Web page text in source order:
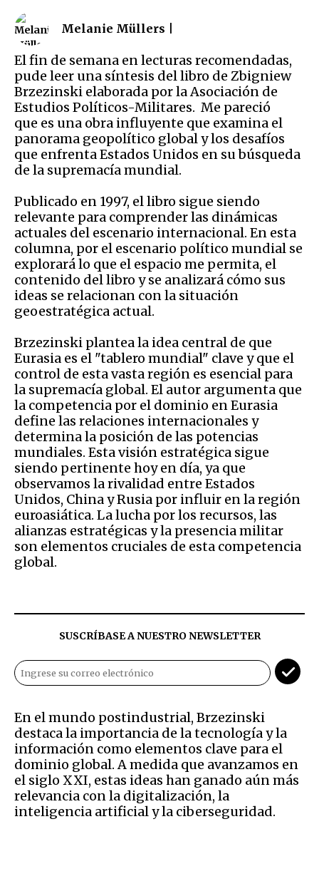
Melanie Müllers |
El fin de semana en lecturas recomendadas,
pude leer una síntesis del libro de Zbigniew
Brzezinski elaborada por la Asociación de
Estudios Políticos-Militares. Me pareció
que es una obra influyente que examina el
panorama geopolítico global y los desafíos
que enfrenta Estados Unidos en su búsqueda
de la supremacía mundial.
Publicado en 1997, el libro sigue siendo
relevante para comprender las dinámicas
actuales del escenario internacional. En esta
columna, por el escenario político mundial se
explorará lo que el espacio me permita, el
contenido del libro y se analizará cómo sus
ideas se relacionan con la situación
geoestratégica actual.
Brzezinski plantea la idea central de que
Eurasia es el "tablero mundial" clave y que el
control de esta vasta región es esencial para
la supremacía global. El autor argumenta que
la competencia por el dominio en Eurasia
define las relaciones internacionales y
determina la posición de las potencias
mundiales. Esta visión estratégica sigue
siendo pertinente hoy en día, ya que
observamos la rivalidad entre Estados
Unidos, China y Rusia por influir en la región
euroasiática. La lucha por los recursos, las
alianzas estratégicas y la presencia militar
son elementos cruciales de esta competencia
global.
SUSCRÍBASE A NUESTRO NEWSLETTER
En el mundo postindustrial, Brzezinski
destaca la importancia de la tecnología y la
información como elementos clave para el
dominio global. A medida que avanzamos en
el siglo XXI, estas ideas han ganado aún más
relevancia con la digitalización, la
inteligencia artificial y la ciberseguridad.